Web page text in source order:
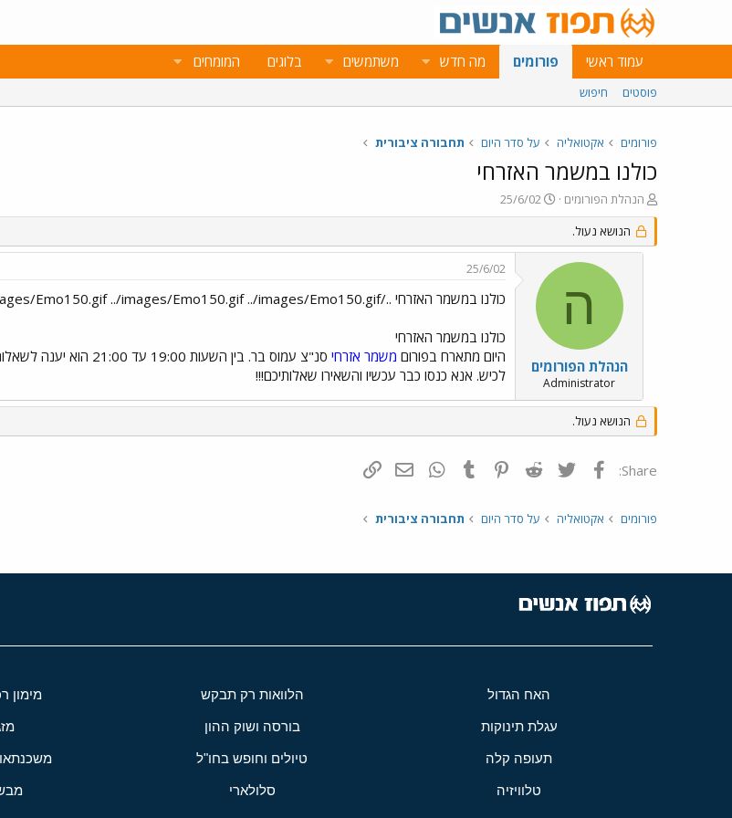
עמוד ראשי פורומים מה חדש משתמשים בלוגים המומחים
פוסטים חיפוש
פורומים אקטואליה על סדר היום תחבורה ציבורית
כולנו במשמר האזרחי
פ
ו
ת
ח
הנהלת הפורומים
פ
ו
ס
ב
ת
א
ר
ך
25/6/02
הנושא נעול.
ה
הנהלת הפורומים
Administrator
25/6/02
כולנו במשמר האזרחי ../images/Emo45.gif ../images/Emo73.gif ../images/Emo104.gif ../images/Emo150.gif ../images/Emo150.gif ../images/Emo150.gif
כולנו במשמר האזרחי
היום מתארח בפורום משמר אזרחי
סנ"צ עמוס בר. בין
לכיש. אנא כנסו כבר עכשיו והשאירו שאלותיכם!!!
הנושא נעול.
Share: פייסבוק Twitter
Reddit
Pinterest
Tumblr
WhatsAppדואר אלקטרוני
פורומים אקטואליה על סדר היום תחבורה ציבורית
האח הגדול הלוואות רק תבקש מימון
עגלת תינוקות בורסה ושוק ההון
תעופה קלה טיולים וחופש בחו"ל
טלוויזיה סלולארי